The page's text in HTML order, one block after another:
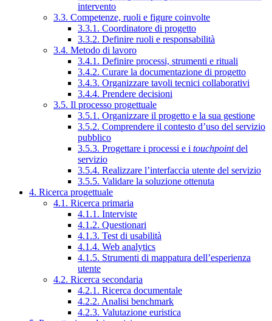
intervento
3.3. Competenze, ruoli e figure coinvolte
3.3.1. Coordinatore di progetto
3.3.2. Definire ruoli e responsabilità
3.4. Metodo di lavoro
3.4.1. Definire processi, strumenti e rituali
3.4.2. Curare la documentazione di progetto
3.4.3. Organizzare tavoli tecnici collaborativi
3.4.4. Prendere decisioni
3.5. Il processo progettuale
3.5.1. Organizzare il progetto e la sua gestione
3.5.2. Comprendere il contesto d’uso del servizio
pubblico
3.5.3. Progettare i processi e i touchpointdel
servizio
3.5.4. Realizzare l’interfaccia utente del servizio
3.5.5. Validare la soluzione ottenuta
4. Ricerca progettuale
4.1. Ricerca primaria
4.1.1. Interviste
4.1.2. Questionari
4.1.3. Test di usabilità
4.1.4. Web analytics
4.1.5. Strumenti di mappatura dell’esperienza
utente
4.2. Ricerca secondaria
4.2.1. Ricerca documentale
4.2.2. Analisi benchmark
4.2.3. Valutazione euristica